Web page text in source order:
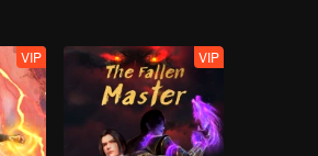
VIP VIP